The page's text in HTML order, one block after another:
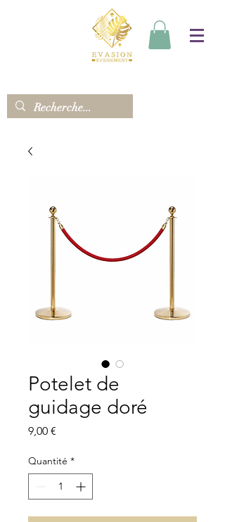
Potelet de
guidage doré
9,00 €
Quantité *